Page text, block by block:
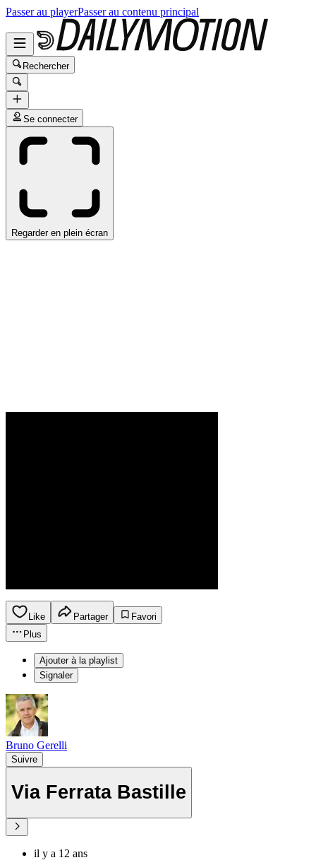
Passer au playerPasser au contenu principal
Rechercher
Se connecter
Regarder en plein écran
Like Partager
Favori
Plus
Ajouter à la playlist
Signaler
Bruno Gerelli
Suivre
Via Ferrata Bastille
il y a 12 ans